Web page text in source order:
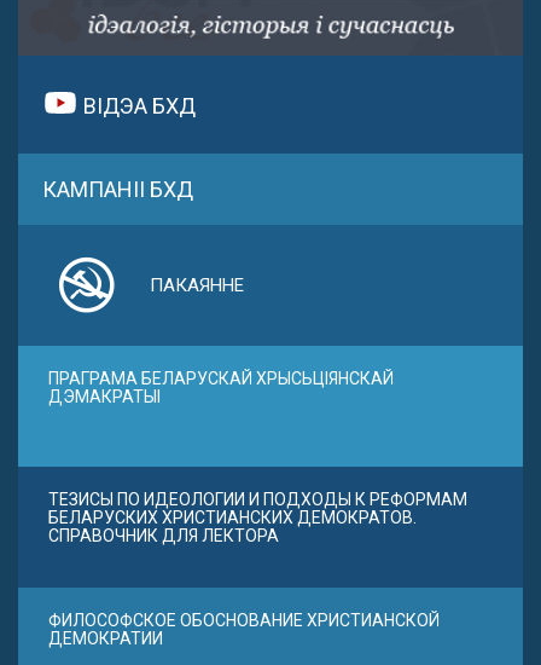
ВІДЭА БХД
КАМПАНІІ БХД
ПАКАЯННЕ
ПРАГРАМА БЕЛАРУСКАЙ ХРЫСЬЦІЯНСКАЙ
ДЭМАКРАТЫІ
ТЕЗИСЫ ПО ИДЕОЛОГИИ И ПОДХОДЫ К РЕФОРМАМ
БЕЛАРУСКИХ ХРИСТИАНСКИХ ДЕМОКРАТОВ.
СПРАВОЧНИК ДЛЯ ЛЕКТОРА
ФИЛОСОФСКОЕ ОБОСНОВАНИЕ ХРИСТИАНСКОЙ
ДЕМОКРАТИИ